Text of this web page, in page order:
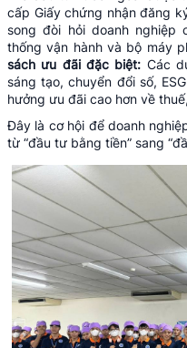
cấp Giấy chứng nhận đăng
song đòi hỏi doanh nghiệp
thống vận hành và bộ máy
sách ưu đãi đặc biệt: Các
sáng tạo, chuyển đổi số,
hưởng ưu đãi cao hơn về
Đây là cơ hội để doanh
từ “đầu tư bằng tiền” sang